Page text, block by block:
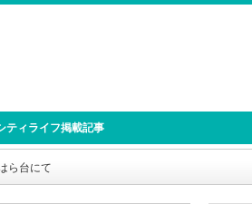
ティライフ掲載記事
ら台にて